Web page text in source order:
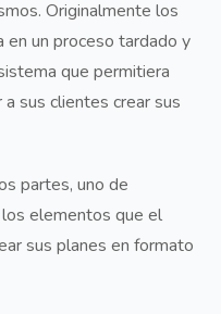
Originalmente los
en un proceso tardado y
que permitiera
sus clientes crear sus
partes, uno de
elementos que el
sus planes en formato